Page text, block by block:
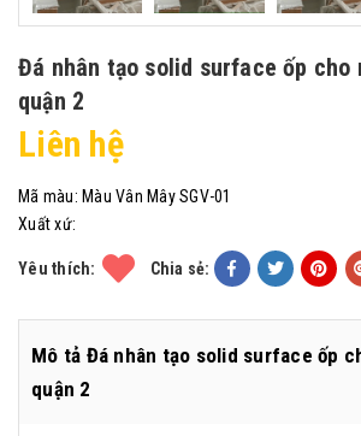
Đá nhân tạo solid surface ốp cho
quận 2
Liên hệ
Mã màu: Màu Vân Mây SGV-01
Xuất xứ:
Yêu thích: Chia sẻ:
Mô tả Đá nhân tạo solid surface ốp
quận 2